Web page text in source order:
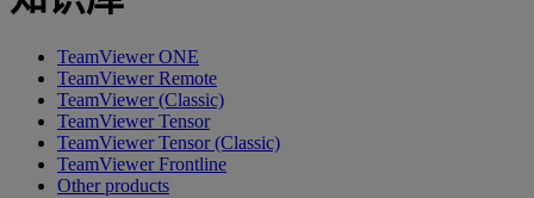
TeamViewer ONE
TeamViewer Remote
TeamViewer (Classic)
TeamViewer Tensor
TeamViewer Tensor (Classic)
TeamViewer Frontline
Other products